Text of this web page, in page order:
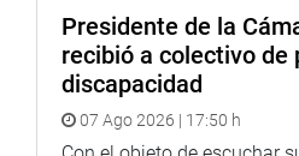
investigar Rutas de Lima»,
Bartra explicó que otro de los
Presidente de la
recibió a colectivo de
discapacidad
07 Ago 2026 | 17:50 h